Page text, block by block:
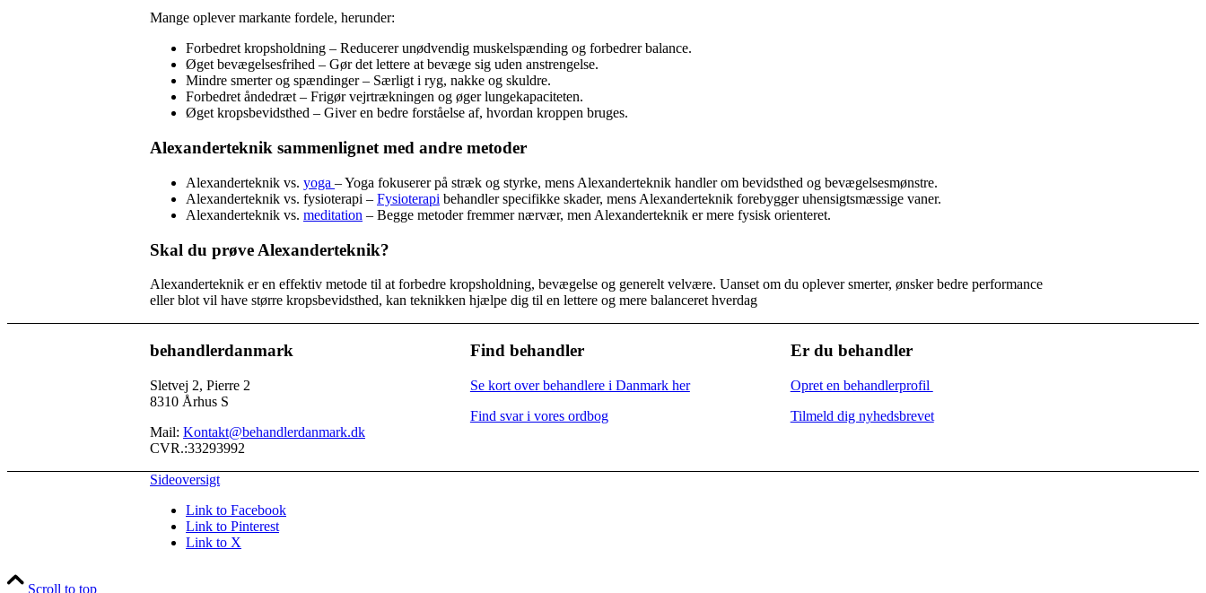
Mange oplever markante fordele, herunder:
Forbedret kropsholdning – Reducerer unødvendig muskelspænding og forbedrer balance.
Øget bevægelsesfrihed – Gør det lettere at bevæge sig uden anstrengelse.
Mindre smerter og spændinger – Særligt i ryg, nakke og skuldre.
Forbedret åndedræt – Frigør vejrtrækningen og øger lungekapaciteten.
Øget kropsbevidsthed – Giver en bedre forståelse af, hvordan kroppen bruges.
Alexanderteknik sammenlignet med andre metoder
Alexanderteknik vs. yoga – Yoga fokuserer på stræk og styrke, mens Alexanderteknik handler om bevidsthed og bevægelsesmønstre.
Alexanderteknik vs. fysioterapi – Fysioterapi behandler specifikke skader, mens Alexanderteknik forebygger uhensigtsmæssige vaner.
Alexanderteknik vs. meditation – Begge metoder fremmer nærvær, men Alexanderteknik er mere fysisk orienteret.
Skal du prøve Alexanderteknik?
Alexanderteknik er en effektiv metode til at forbedre kropsholdning, bevægelse og generelt velvære. Uanset om du oplever smerter, ønsker bedre performance
eller blot vil have større kropsbevidsthed, kan teknikken hjælpe dig til en lettere og mere balanceret hverdag
behandlerdanmark
Sletvej 2, Pierre 2
8310 Århus S
Mail: Kontakt@behandlerdanmark.dk
CVR.:33293992
Find behandler
Se kort over behandlere i Danmark her
Find svar i vores ordbog
Er du behandler
Opret en behandlerprofil
Tilmeld dig nyhedsbrevet
Sideoversigt
Link to Facebook
Link to Pinterest
Link to X
Scroll to top